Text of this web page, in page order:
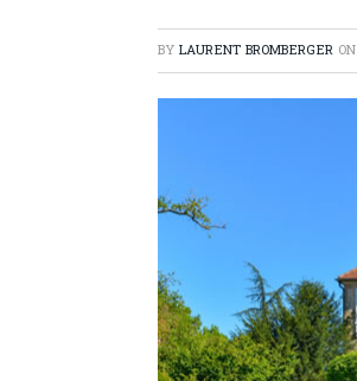
BY LAURENT BROMBERGER ON